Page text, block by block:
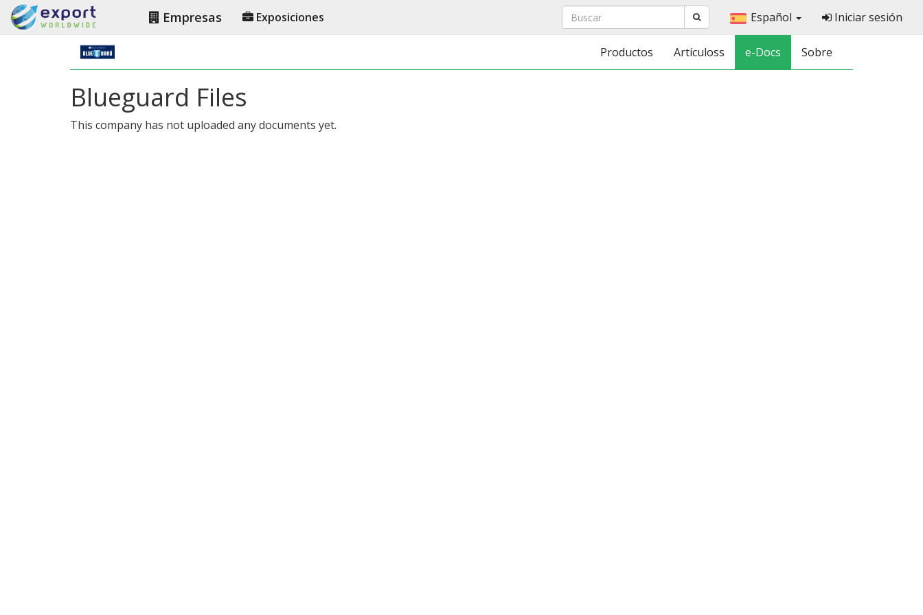
Empresas Exposiciones Español Iniciar sesión
Productos Artículoss e-Docs Sobre
Blueguard Files
This company has not uploaded any documents yet.